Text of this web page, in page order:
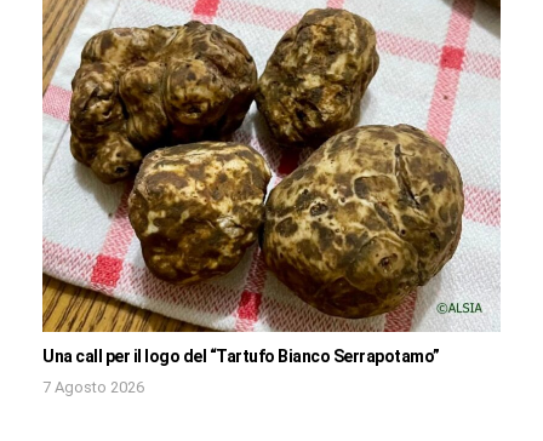
Una call per il logo del “Tartufo Bianco Serrapotamo”
7 Agosto 2026